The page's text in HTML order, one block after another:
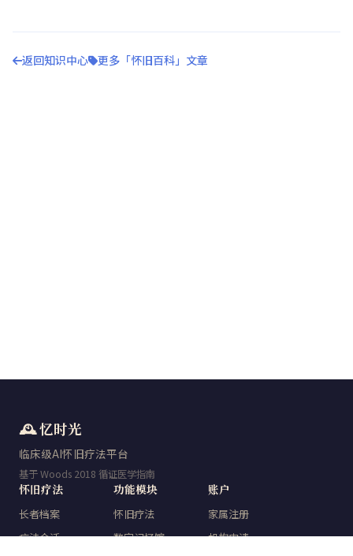
返回知识中心 更多「怀旧百科」文章
🕰️ 忆时光
临床级AI怀旧疗法平台
基于 Woods 2018 循证医学指南
怀旧疗法
长者档案
疗法会话
功能模块
怀旧疗法
数字记忆馆
账户
家属注册
机构申请